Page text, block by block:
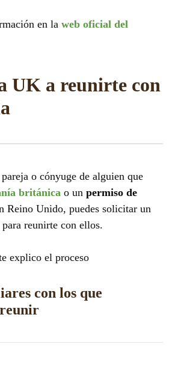
en la web oficial del
UK a reunirte con
o cónyuge de alguien que
británica o un permiso de
Reino Unido, puedes solicitar un
para reunirte con ellos.
explico el proceso
con los que
reunir